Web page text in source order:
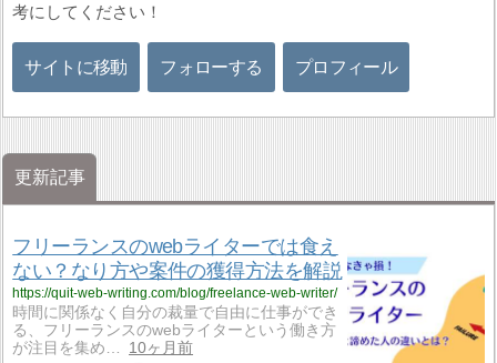
考にしてください！
サイトに移動 フォローする プロフィール
更新記事
フリーランスのwebライターでは食え
ない？なり方や案件の獲得方法を解説
https://quit-web-writing.com/blog/freelance-web-writer/
時間に関係なく自分の裁量で自由に仕事ができ
る、フリーランスのwebライターという働き方
が注目を集め…
10ヶ月前